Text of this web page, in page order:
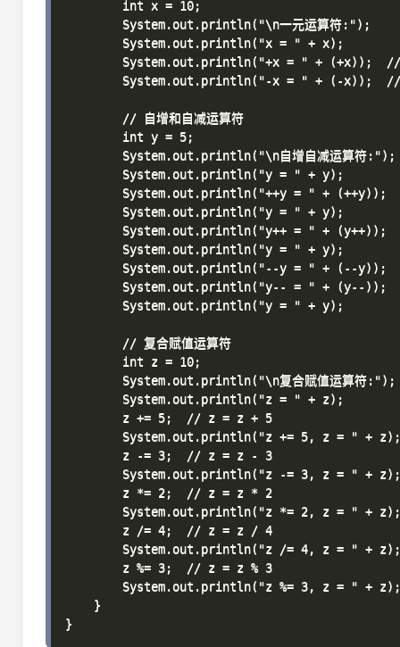
        int x = 10;
        System.out.println("\n一元运算符:");
        System.out.println("x = " + x);
System.out.println("+x = " + (+x));
System.out.println("-x = " + (-x));
        // 自增和自减运算符
        int y = 5;
        System.out.println("\n自增自减运算符:");
        System.out.println("y = " + y);
System.out.println("++y = " + (++y));
        System.out.println("y = " + y);
System.out.println("y++ = " + (y++));
        System.out.println("y = " + y);
System.out.println("--y = " + (--y));
System.out.println("y-- = " + (y--));
        System.out.println("y = " + y);
        // 复合赋值运算符
        int z = 10;
        System.out.println("\n复合赋值运算符:");
        System.out.println("z = " + z);
        z += 5;  // z = z + 5
        System.out.println("z += 5, z = " + z);
        z -= 3;  // z = z - 3
        System.out.println("z -= 3, z = " + z);
        z *= 2;  // z = z * 2
        System.out.println("z *= 2, z = " + z);
        z /= 4;  // z = z / 4
        System.out.println("z /= 4, z = " + z);
        z %= 3;  // z = z % 3
        System.out.println("z %= 3, z = " + z);
    }